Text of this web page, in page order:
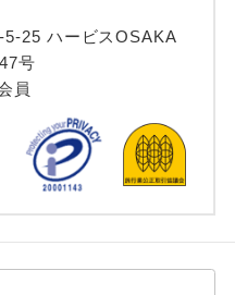
25 ハービスOSAKA
号
員